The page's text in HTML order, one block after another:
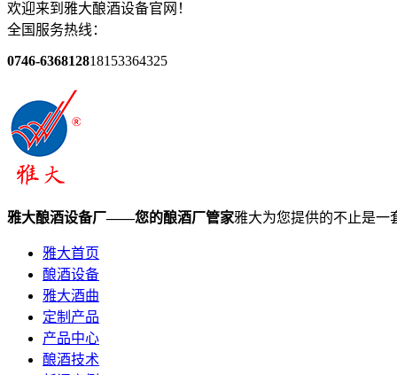
欢迎来到雅大酿酒设备官网！
全国服务热线：
0746-636812818153364325
雅大酿酒设备厂——您的酿酒厂管家雅大为您提供的不止是一
雅大首页
酿酒设备
雅大酒曲
定制产品
产品中心
酿酒技术